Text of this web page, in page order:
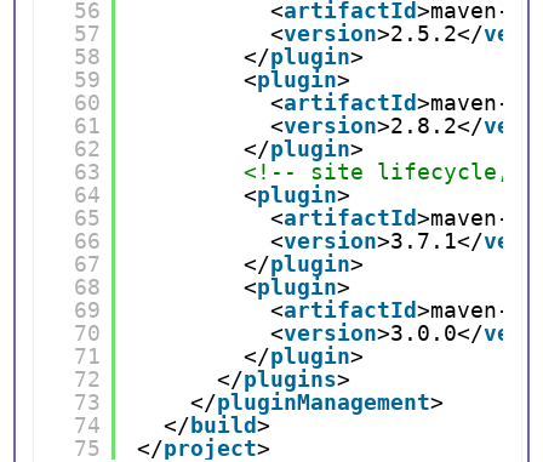
56
57
58
59
60
61
62
63
64
65
66
67
68
69
70
71
72
73
74
75
<artifactId>maven-
<version>2.5.2</
</plugin>
<plugin>
<artifactId>maven-
<version>2.8.2</
</plugin>
<!-- site lifecycle,
<plugin>
<artifactId>maven-
<version>3.7.1</
</plugin>
<plugin>
<artifactId>maven-
<version>3.0.0</
</plugin>
</plugins>
</pluginManagement>
</build>
</project>